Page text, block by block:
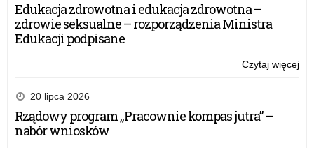
Edukacja zdrowotna i edukacja zdrowotna –
zdrowie seksualne – rozporządzenia Ministra
Edukacji podpisane
Czytaj więcej
20 lipca 2026
Rządowy program „Pracownie kompas jutra” –
nabór wniosków